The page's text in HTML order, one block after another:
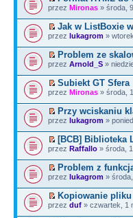
przez Mironas » środa,
Jak w ListBoxie
przez lukagrom »
Problem ze
przez Arnold_S »
Subiekt GT Sfera
przez Mironas » środa,
Przy wciskaniu
przez lukagrom »
[BCB] Biblioteka
przez Raffallo » środa,
Problem z
przez lukagrom »
Kopiowanie pliku
przez duf » czwartek, 1